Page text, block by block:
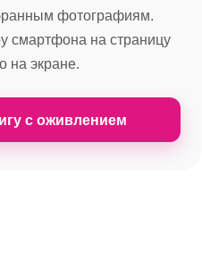
фотографиям.
смартфона на страницу
на экране.
с оживлением